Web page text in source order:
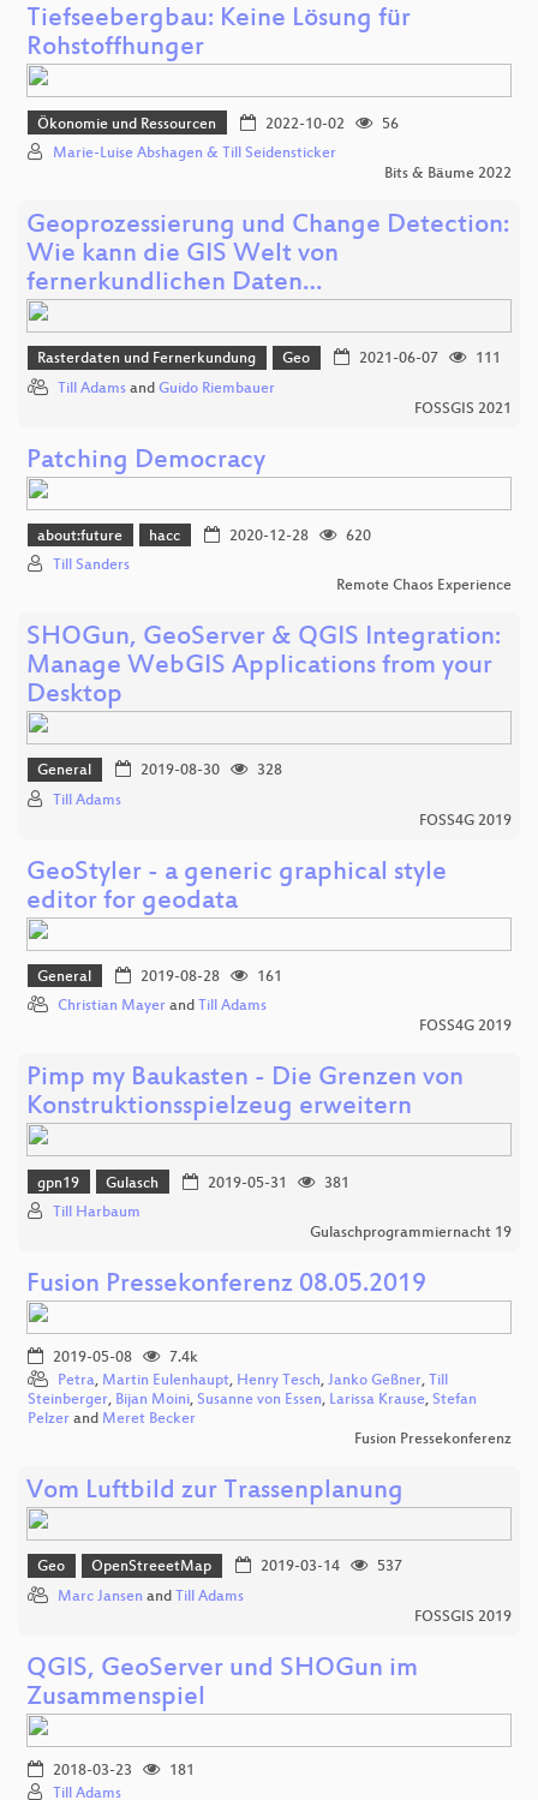
Tiefseebergbau: Keine Lösung für
Rohstoffhunger
Ökonomie und Ressourcen 2022-10-02
56
Marie-Luise Abshagen & Till Seidensticker
Bits & Bäume 2022
Geoprozessierung und Change Detection:
Wie kann die GIS Welt von
fernerkundlichen Daten…
Rasterdaten und Fernerkundung Geo 2021-06-07
111
Till Adams and Guido Riembauer
FOSSGIS 2021
Patching Democracy
about:future hacc 2020-12-28
620
Till Sanders
Remote Chaos Experience
SHOGun, GeoServer & QGIS Integration:
Manage WebGIS Applications from your
Desktop
General 2019-08-30
328
Till Adams
FOSS4G 2019
GeoStyler - a generic graphical style
editor for geodata
General 2019-08-28
161
Christian Mayer and Till Adams
FOSS4G 2019
Pimp my Baukasten - Die Grenzen von
Konstruktionsspielzeug erweitern
gpn19 Gulasch 2019-05-31
381
Till Harbaum
Gulaschprogrammiernacht 19
Fusion Pressekonferenz 08.05.2019
2019-05-08
7.4k
Petra, Martin Eulenhaupt, Henry Tesch, Janko Geßner, Till
Steinberger, Bijan Moini, Susanne von Essen, Larissa Krause, Stefan
Pelzer and Meret Becker
Fusion Pressekonferenz
Vom Luftbild zur Trassenplanung
Geo OpenStreeetMap 2019-03-14
537
Marc Jansen and Till Adams
FOSSGIS 2019
QGIS, GeoServer und SHOGun im
Zusammenspiel
2018-03-23
181
Till Adams